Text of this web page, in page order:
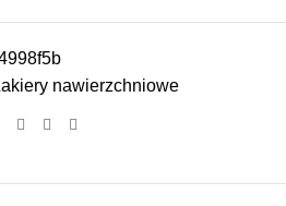
nawierzchniowe